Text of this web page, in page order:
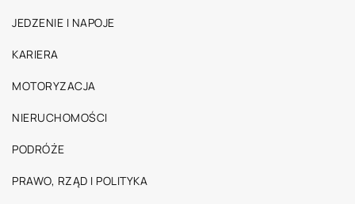
JEDZENIE I NAPOJE
KARIERA
MOTORYZACJA
NIERUCHOMOŚCI
PODRÓŻE
PRAWO, RZĄD I POLITYKA